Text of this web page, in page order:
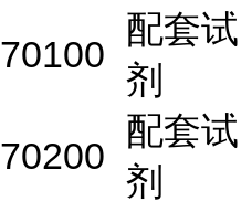
70100
配套试
剂
70200
配套试
剂